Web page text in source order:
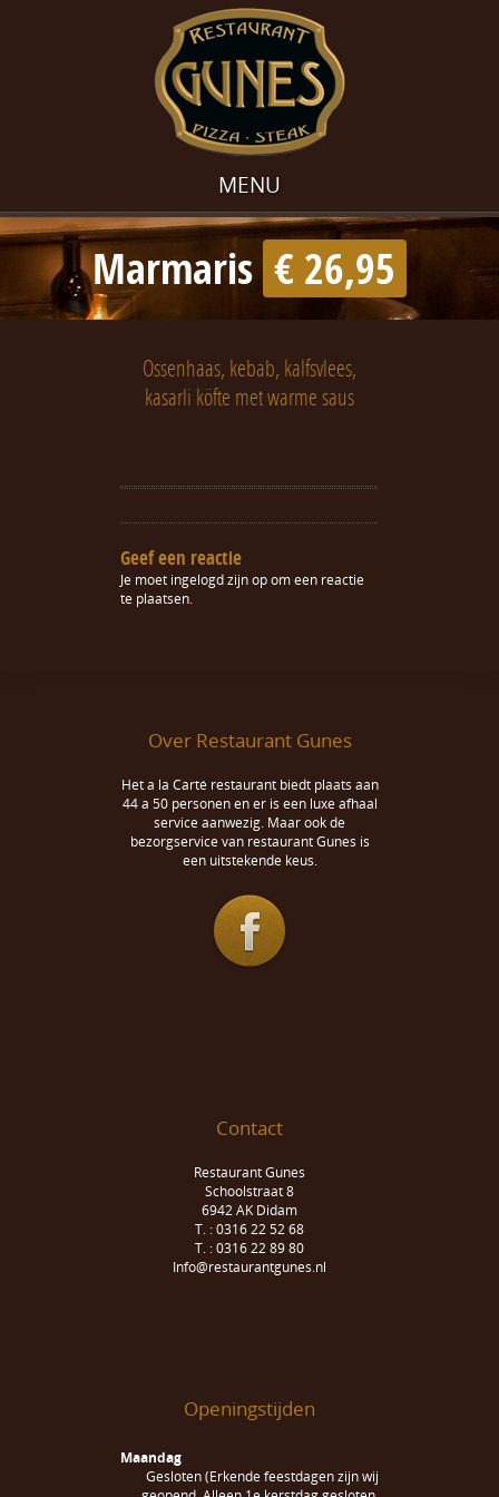
MENU
Marmaris € 26,95
Ossenhaas, kebab, kalfsvlees,
kasarli köfte met warme saus
Geef een reactie
Je moet ingelogd zijn opom een reactie
te plaatsen.
Over Restaurant Gunes
Het a la Carté restaurant biedt plaats aan
44 a 50 personen en er is een luxe afhaal
service aanwezig. Maar ook de
bezorgservice van restaurant Gunes is
een uitstekende keus.
Contact
Restaurant Gunes
Schoolstraat 8
6942 AK Didam
T. : 0316 22 52 68
T. : 0316 22 89 80
Info@restaurantgunes.nl
Openingstijden
Maandag
Gesloten (Erkende feestdagen zijn wij